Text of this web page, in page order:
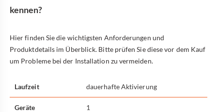
kennen?
Hier finden Sie die wichtigsten Anforderungen und
Produktdetails im Überblick. Bitte prüfen Sie diese vor dem Kauf
um Probleme bei der Installation zu vermeiden.
Laufzeit dauerhafte Aktivierung
Geräte 1